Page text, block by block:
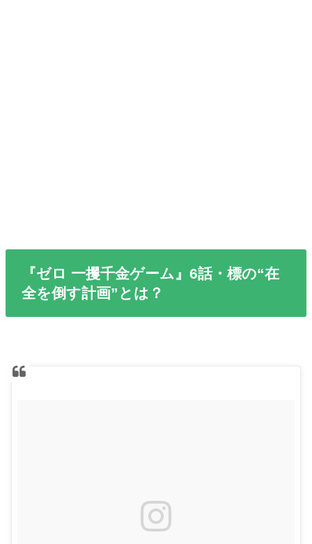
『ゼロ 一攫千金ゲーム』6話・標の“在
全を倒す計画”とは？